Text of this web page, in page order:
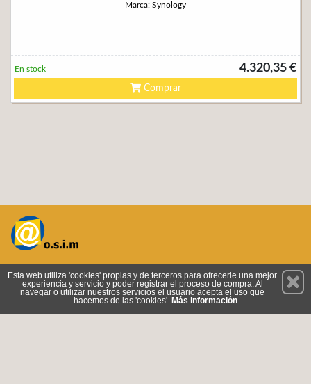
Marca: Synology
4.320,35 €
En stock
Comprar
Suscríbete
Esta web utiliza 'cookies' propias y de terceros para ofrecerle una mejor
experiencia y servicio y poder registrar el proceso de compra. Al
navegar o utilizar nuestros servicios el usuario acepta el uso que
hacemos de las 'cookies'. Más información